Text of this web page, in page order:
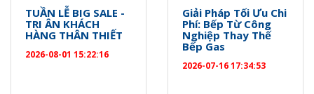
TUẦN LỄ BIG SALE -
TRI ÂN KHÁCH
HÀNG THÂN THIẾT
2026-08-01 15:22:16
Giải Pháp Tối Ưu Chi
Phí: Bếp Từ Công
Nghiệp Thay Thế
Bếp Gas
2026-07-16 17:34:53